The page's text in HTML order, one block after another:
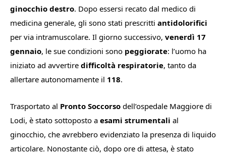
ginocchio destro. Dopo essersi recato dal medico di
medicina generale, gli sono stati prescritti antidolorifici
per via intramuscolare. Il giorno successivo, venerdì 17
gennaio, le sue condizioni sono peggiorate: l’uomo ha
iniziato ad avvertire difficoltà respiratorie, tanto da
allertare autonomamente il 118.
Trasportato al Pronto Soccorso dell’ospedale Maggiore di
Lodi, è stato sottoposto a esami strumentali al
ginocchio, che avrebbero evidenziato la presenza di liquido
articolare. Nonostante ciò, dopo ore di attesa, è stato